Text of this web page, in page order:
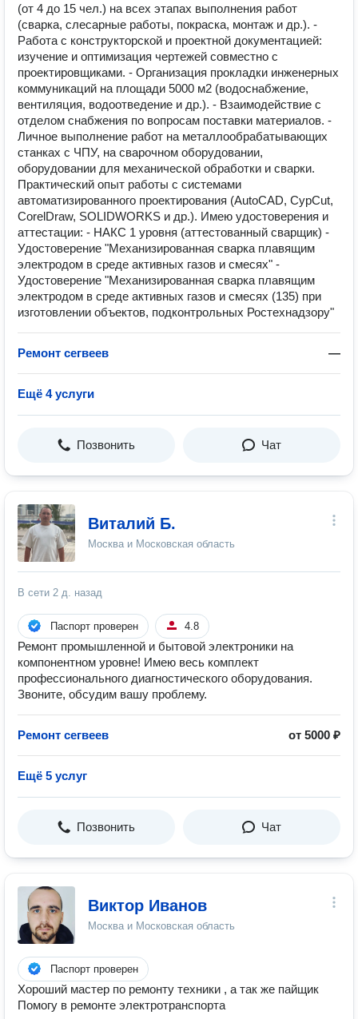
(от 4 до 15 чел.) на всех этапах выполнения работ
(сварка, слесарные работы, покраска, монтаж и др.). -
Работа с конструкторской и проектной документацией:
изучение и оптимизация чертежей совместно с
проектировщиками. - Организация прокладки инженерных
коммуникаций на площади 5000 м2 (водоснабжение,
вентиляция, водоотведение и др.). - Взаимодействие с
отделом снабжения по вопросам поставки материалов. -
Личное выполнение работ на металлообрабатывающих
станках с ЧПУ, на сварочном оборудовании,
оборудовании для механической обработки и сварки.
Практический опыт работы с системами
автоматизированного проектирования (AutoCAD, CypCut,
CorelDraw, SOLIDWORKS и др.). Имею удостоверения и
аттестации: - НАКС 1 уровня (аттестованный сварщик) -
Удостоверение "Механизированная сварка плавящим
электродом в среде активных газов и смесях" -
Удостоверение "Механизированная сварка плавящим
электродом в среде активных газов и смесях (135) при
изготовлении объектов, подконтрольных Ростехнадзору"
Ремонт сегвеев —
Ещё 4 услуги
Позвонить Чат
Виталий Б.
Москва и Московская область
В сети 2 д. назад
Паспорт проверен 4.8
Ремонт промышленной и бытовой электроники на
компонентном уровне! Имею весь комплект
профессионального диагностического оборудования.
Звоните, обсудим вашу проблему.
Ремонт сегвеев от 5000 ₽
Ещё 5 услуг
Позвонить Чат
Виктор Иванов
Москва и Московская область
Паспорт проверен
Хороший мастер по ремонту техники , а так же пайщик
Помогу в ремонте электротранспорта